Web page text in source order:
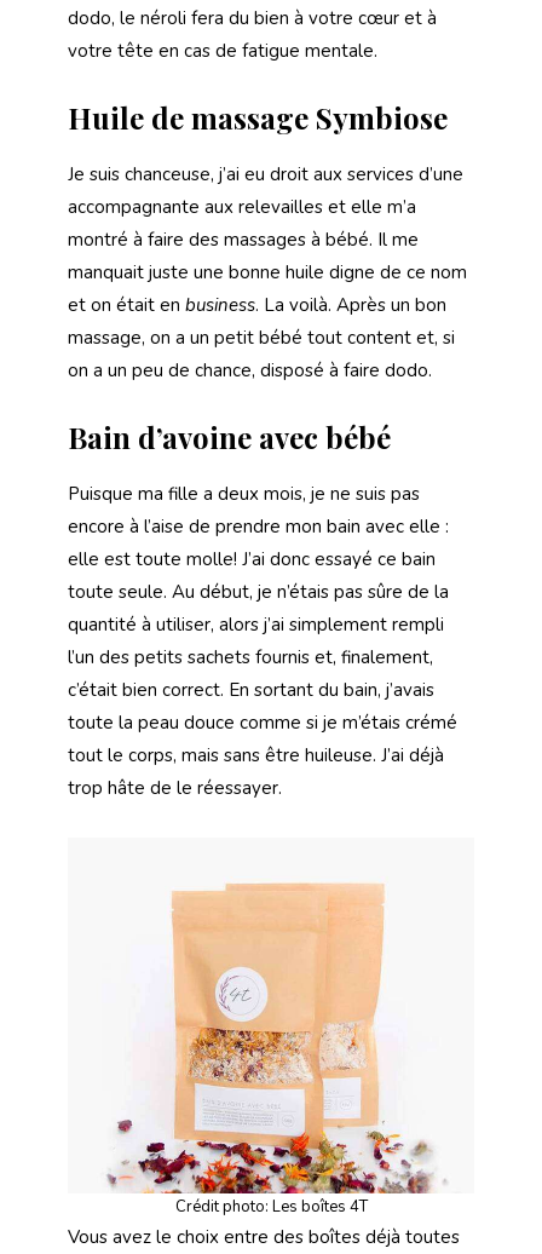
dodo, le néroli fera du bien à votre cœur et à
votre tête en cas de fatigue mentale.
Huile de massage Symbiose
Je suis chanceuse, j’ai eu droit aux services d’une
accompagnante aux relevailles et elle m’a
montré à faire des massages à bébé. Il me
manquait juste une bonne huile digne de ce nom
et on était en business. La voilà. Après un bon
massage, on a un petit bébé tout content et, si
on a un peu de chance, disposé à faire dodo.
Bain d’avoine avec bébé
Puisque ma fille a deux mois, je ne suis pas
encore à l’aise de prendre mon bain avec elle :
elle est toute molle! J’ai donc essayé ce bain
toute seule. Au début, je n’étais pas sûre de la
quantité à utiliser, alors j’ai simplement rempli
l’un des petits sachets fournis et, finalement,
c’était bien correct. En sortant du bain, j’avais
toute la peau douce comme si je m’étais crémé
tout le corps, mais sans être huileuse. J’ai déjà
trop hâte de le réessayer.
Crédit photo: Les boîtes 4T
Vous avez le choix entre des boîtes déjà toutes